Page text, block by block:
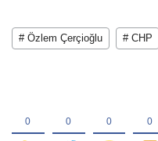
# Özlem Çerçioğlu # CHP